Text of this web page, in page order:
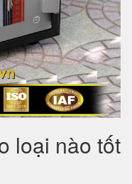
loại nào tốt